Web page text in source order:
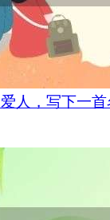
人，写下一